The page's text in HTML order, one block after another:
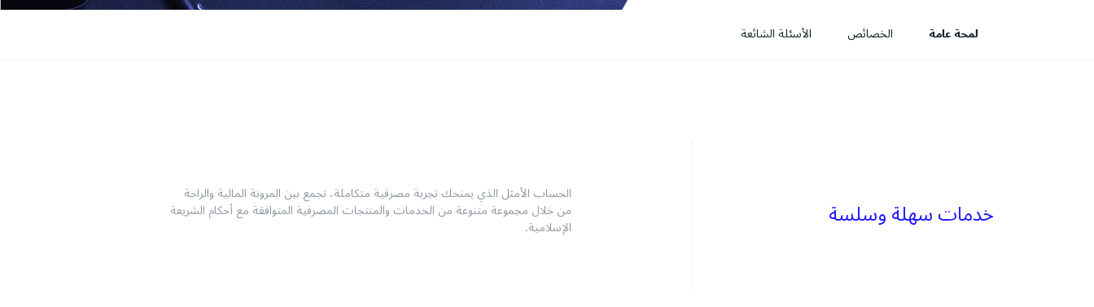
لمحة عامة الخصائص الأسئلة الشائعة
خدمات سهلة وسلسة الحساب الأمثل الذي يمنحك تجربة مصرفية متكاملة، تجمع بين المرونة المالية والراحة
من خلال مجموعة متنوعة من الخدمات والمنتجات المصرفية المتوافقة مع أحكام الشريعة
الإسلامية.